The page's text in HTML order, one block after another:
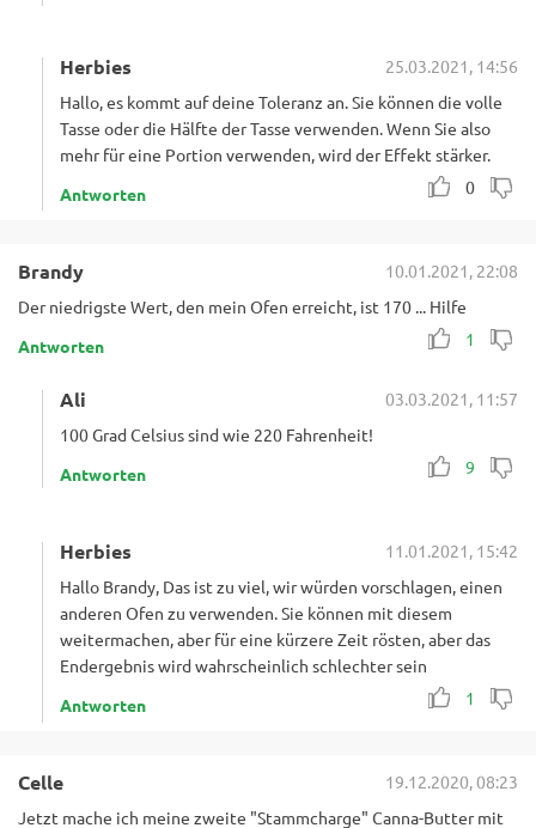
Herbies
25.03.2021, 14:56
Hallo, es kommt auf deine Toleranz an. Sie können die volle
Tasse oder die Hälfte der Tasse verwenden. Wenn Sie also
mehr für eine Portion verwenden, wird der Effekt stärker.
0
Antworten
Brandy
10.01.2021, 22:08
Der niedrigste Wert, den mein Ofen erreicht, ist 170 ... Hilfe
1
Antworten
Ali
03.03.2021, 11:57
100 Grad Celsius sind wie 220 Fahrenheit!
9
Antworten
Herbies
11.01.2021, 15:42
Hallo Brandy, Das ist zu viel, wir würden vorschlagen, einen
anderen Ofen zu verwenden. Sie können mit diesem
weitermachen, aber für eine kürzere Zeit rösten, aber das
Endergebnis wird wahrscheinlich schlechter sein
1
Antworten
Celle
19.12.2020, 08:23
Jetzt mache ich meine zweite "Stammcharge" Canna-Butter mit